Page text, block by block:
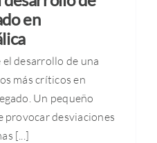
en
desarrollo de una
más críticos en
Un pequeño
provocar desviaciones
[...]